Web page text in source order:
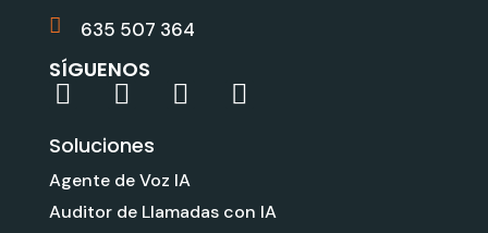
635 507 364
SÍGUENOS
L
n
k
e
Y
u
t
u
G
g
l
I
a
Soluciones
Agente de Voz IA
Auditor de Llamadas con IA